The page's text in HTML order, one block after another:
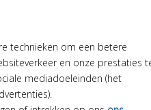
technieken om een betere
en onze prestaties
mediadoeleinden (het